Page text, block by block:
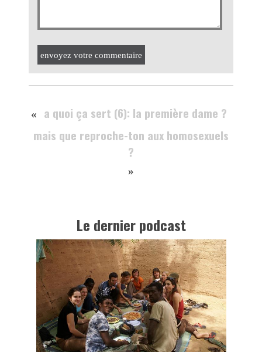
envoyez votre commentaire
«
a quoi ça sert (6): la première dame ?
mais que reproche-ton aux homosexuels
?
»
Le dernier podcast